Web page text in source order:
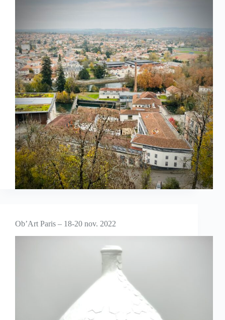
Ob’Art Paris – 18-20 nov. 2022